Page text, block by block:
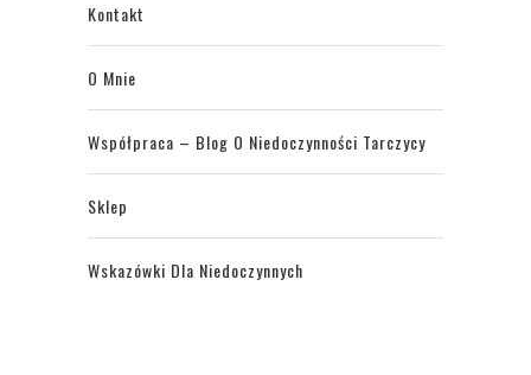
Kontakt
O Mnie
Współpraca – Blog O Niedoczynności Tarczycy
Sklep
Wskazówki Dla Niedoczynnych